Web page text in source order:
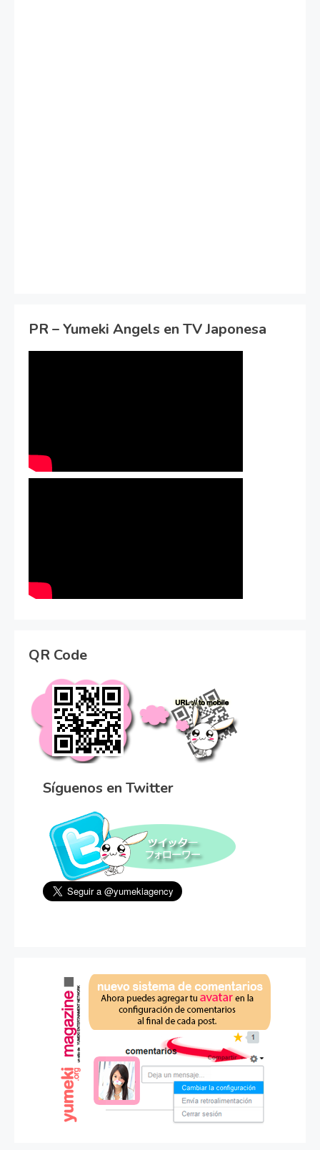
PR – Yumeki Angels en TV Japonesa
QR Code
Síguenos en Twitter